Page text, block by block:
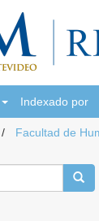
Indexado por
Facultad de